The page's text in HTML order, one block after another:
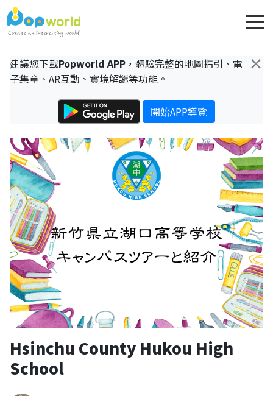
×
建議您下載Popworld APP ，體驗完整的地圖指引、電
子集章、AR互動、實境解謎等功能。
開始APP導覽
Hsinchu County Hukou High
School